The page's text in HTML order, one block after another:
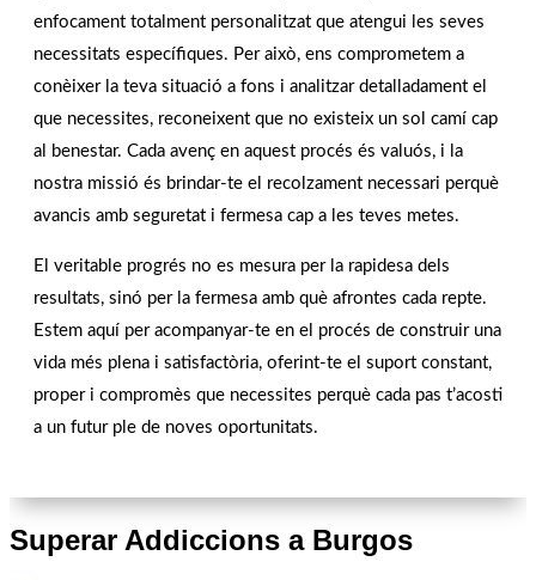
enfocament totalment personalitzat que atengui les seves
necessitats específiques. Per això, ens comprometem a
conèixer la teva situació a fons i analitzar detalladament el
que necessites, reconeixent que no existeix un sol camí cap
al benestar. Cada avenç en aquest procés és valuós, i la
nostra missió és brindar-te el recolzament necessari perquè
avancis amb seguretat i fermesa cap a les teves metes.
El veritable progrés no es mesura per la rapidesa dels
resultats, sinó per la fermesa amb què afrontes cada repte.
Estem aquí per acompanyar-te en el procés de construir una
vida més plena i satisfactòria, oferint-te el suport constant,
proper i compromès que necessites perquè cada pas t’acosti
a un futur ple de noves oportunitats.
Superar Addiccions a Burgos